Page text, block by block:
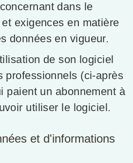
dans le
exigences en matière
données en vigueur.
de son logiciel
professionnels (ci-après
paient un abonnement à
utiliser le logiciel.
et d'informations